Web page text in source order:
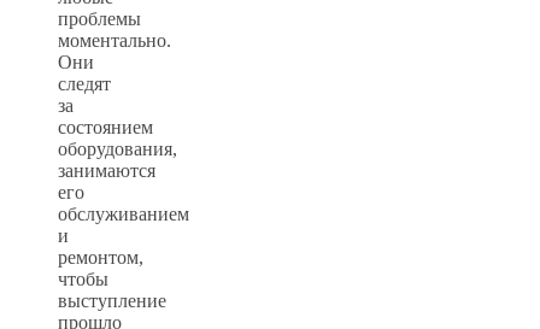
проблемы
моментально.
Они
следят
за
состоянием
оборудования,
занимаются
его
обслуживанием
и
ремонтом,
чтобы
выступление
прошло